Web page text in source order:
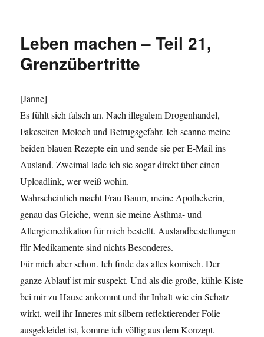
Teil
23,
Ernte
Leben machen – Teil 21,
Grenzübertritte
[Janne]
Es fühlt sich falsch an. Nach illegalem Drogenhandel,
Fakeseiten-Moloch und Betrugsgefahr. Ich scanne meine
beiden blauen Rezepte ein und sende sie per E-Mail ins
Ausland. Zweimal lade ich sie sogar direkt über einen
Uploadlink, wer weiß wohin.
Wahrscheinlich macht Frau Baum, meine Apothekerin,
genau das Gleiche, wenn sie meine Asthma- und
Allergiemedikation für mich bestellt. Auslandbestellungen
für Medikamente sind nichts Besonderes.
Für mich aber schon. Ich finde das alles komisch. Der
ganze Ablauf ist mir suspekt. Und als die große, kühle Kiste
bei mir zu Hause ankommt und ihr Inhalt wie ein Schatz
wirkt, weil ihr Inneres mit silbern reflektierender Folie
ausgekleidet ist, komme ich völlig aus dem Konzept.